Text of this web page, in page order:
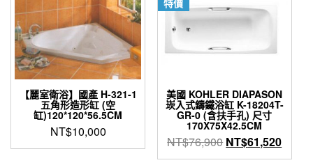
【麗室衛浴】國產 H-321-1
五角形造形缸 (空
缸)120*120*56.5CM
NT$10,000
美國 KOHLER DIAPASON
崁入式鑄鐵浴缸 K-18204T-
GR-0 (含扶手孔) 尺寸
170X75X42.5CM
NT$76,900 原
始
NT$61,520目
前